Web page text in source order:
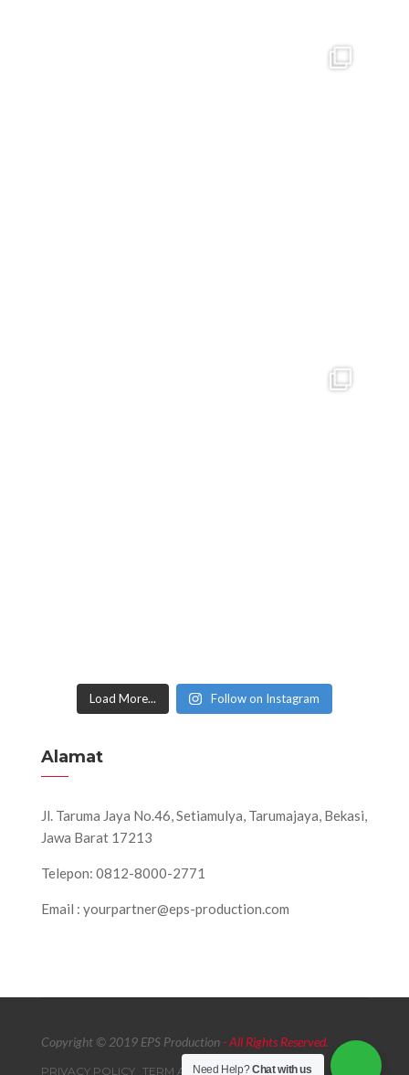
Load More... Follow on Instagram
Alamat
Jl. Taruma Jaya No.46, Setiamulya, Tarumajaya, Bekasi,
Jawa Barat 17213
Telepon: 0812-8000-2771
Email : yourpartner@eps-production.com
Copyright © 2019 EPS Production- All Rights Reserved.
PRIVACY POLICY TERM AND CONDITIONS
Need Help?Chat with us